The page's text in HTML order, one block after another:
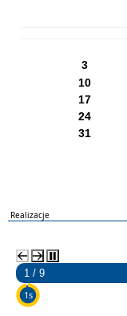
3
10
17
24
31
Realizacje
2 / 9
5s